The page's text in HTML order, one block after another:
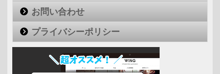
お問い合わせ
プライバシーポリシー